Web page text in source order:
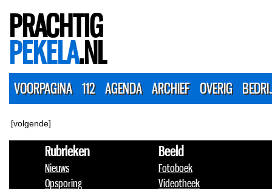
PRACHTIG
PEKELA.NL
VOORPAGINA 112 AGENDA ARCHIEF OVERIG
[volgende]
Rubrieken
Nieuws
Opsporing
Beeld
Fotoboek
Videotheek